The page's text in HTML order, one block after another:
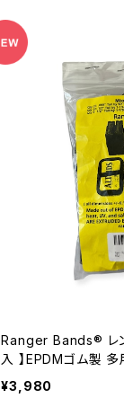
Ranger Bands® レ
入 】EPDMゴム製 多用途ラバーバンド Made i
n the USA
¥3,980